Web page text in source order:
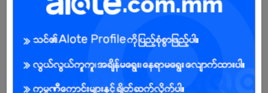
Already Expired